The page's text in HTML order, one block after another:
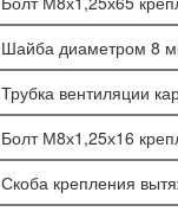
Шайба диаметром 8
Трубка вентиляции
Болт М8х1,25х16
Скоба крепления